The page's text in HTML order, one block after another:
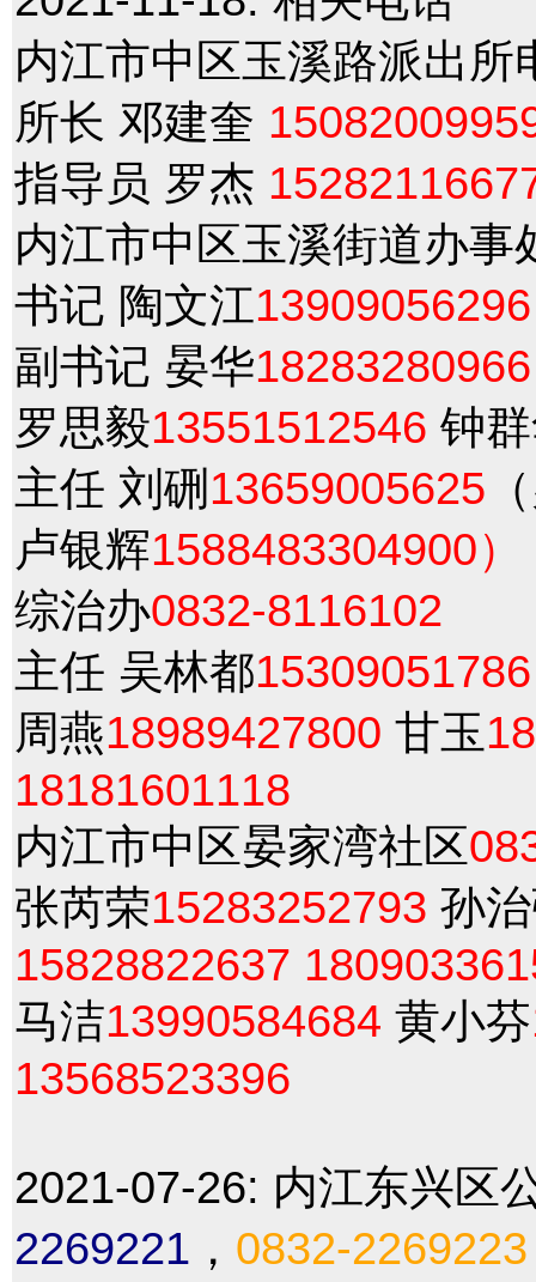
内江市中区玉溪路派出所
所长 邓建奎
指导员 罗杰
内江市中区玉溪街道办事
书记 陶文江13909056296
副书记 晏华18283280966
罗思毅13551512546 钟
主任 刘硎 13659005625
卢银辉1588483304900）
综治办0832-8116102
主任 吴林都15309051786
周燕18989427800 甘玉
18181601118
内江市中区晏家湾社区
张芮荣15283252793 孙
15828822637
马洁13990584684 黄小芬
13568523396
2021-07-26: 内江东兴区
2269221 ， 0832-2269223